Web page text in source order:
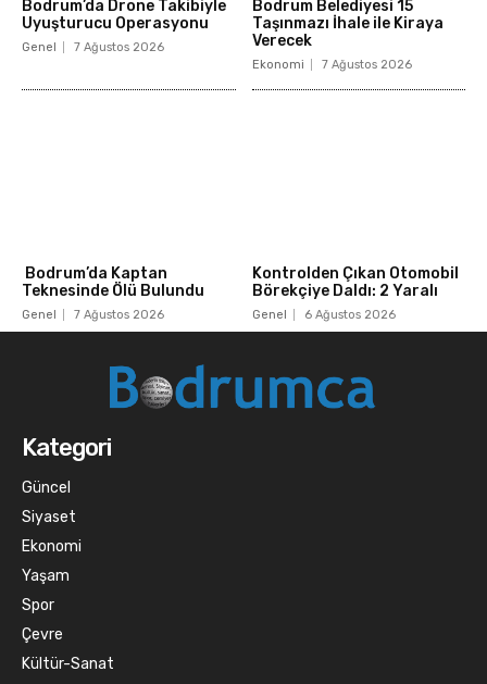
Bodrum’da Drone Takibiyle
Uyuşturucu Operasyonu
Genel 7 Ağustos 2026
Bodrum Belediyesi 15
Taşınmazı İhale ile Kiraya
Verecek
Ekonomi 7 Ağustos 2026
Bodrum’da Kaptan
Teknesinde Ölü Bulundu
Genel 7 Ağustos 2026
Kontrolden Çıkan Otomobil
Börekçiye Daldı: 2 Yaralı
Genel 6 Ağustos 2026
Kategori
Güncel
Siyaset
Ekonomi
Yaşam
Spor
Çevre
Kültür-Sanat